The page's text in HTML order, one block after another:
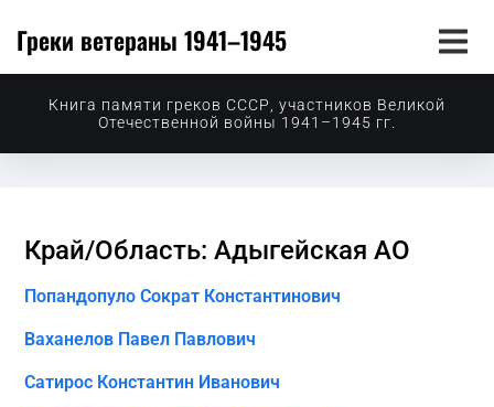
Греки ветераны 1941–1945
Книга памяти греков СССР, участников Великой
Отечественной войны 1941–1945 гг.
Край/Область: Адыгейская АО
Попандопуло Сократ Константинович
Ваханелов Павел Павлович
Сатирос Константин Иванович